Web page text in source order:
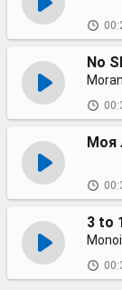
No
Моя
3 to